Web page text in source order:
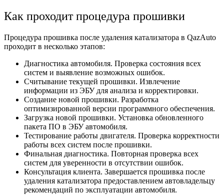
Как проходит процедура прошивки
Процедура прошивка после удаления катализатора в QazAuto
проходит в несколько этапов:
Диагностика автомобиля. Проверка состояния всех
систем и выявление возможных ошибок.
Считывание текущей прошивки. Извлечение
информации из ЭБУ для анализа и корректировки.
Создание новой прошивки. Разработка
оптимизированной версии программного обеспечения.
Загрузка новой прошивки. Установка обновленного
пакета ПО в ЭБУ автомобиля.
Тестирование работы двигателя. Проверка корректности
работы всех систем после прошивки.
Финальная диагностика. Повторная проверка всех
систем для уверенности в отсутствии ошибок.
Консультация клиента. Завершается прошивка после
удаления катализатора предоставлением автовладельцу
рекомендаций по эксплуатации автомобиля.